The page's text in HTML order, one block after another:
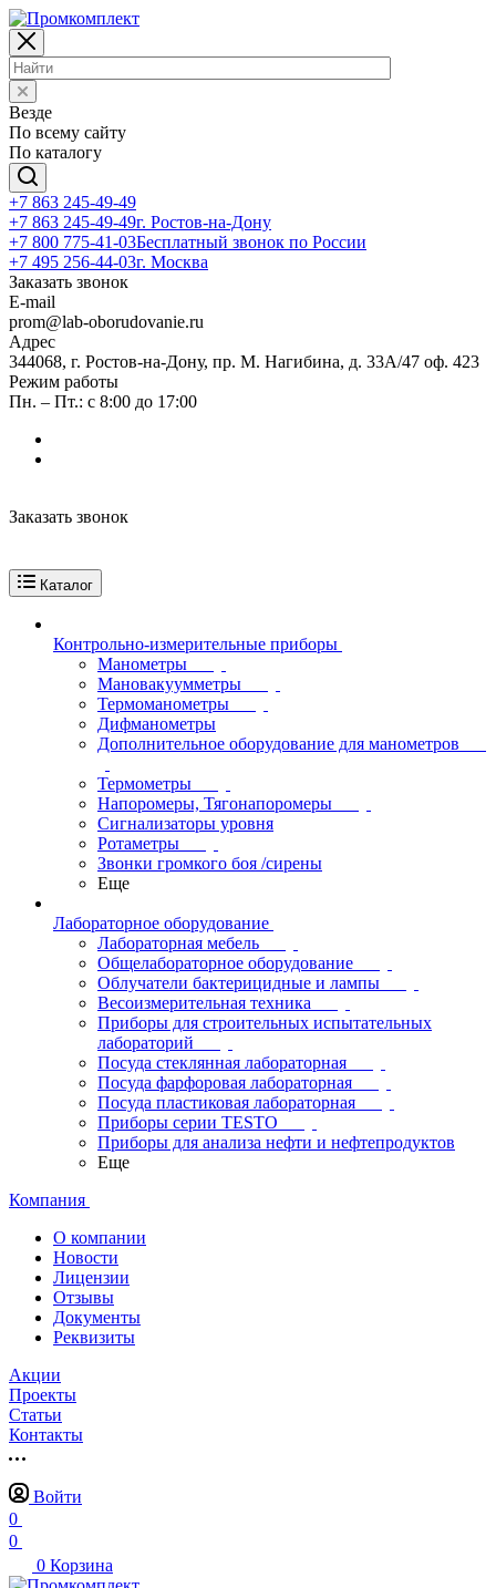
Везде
По всему сайту
По каталогу
+7 863 245-49-49
+7 863 245-49-49г. Ростов-на-Дону
+7 800 775-41-03Бесплатный звонок по России
+7 495 256-44-03г. Москва
Заказать звонок
E-mail
prom@lab-oborudovanie.ru
Адрес
344068, г. Ростов-на-Дону, пр. М. Нагибина, д. 33А/47 оф. 423
Режим работы
Пн. – Пт.: с 8:00 до 17:00
Заказать звонок
Каталог
Контрольно-измерительные приборы
Манометры
Мановакуумметры
Термоманометры
Дифманометры
Дополнительное оборудование для манометров
Термометры
Напоромеры, Тягонапоромеры
Сигнализаторы уровня
Ротаметры
Звонки громкого боя /сирены
Еще
Лабораторное оборудование
Лабораторная мебель
Общелабораторное оборудование
Облучатели бактерицидные и лампы
Весоизмерительная техника
Приборы для строительных испытательных
лабораторий
Посуда стеклянная лабораторная
Посуда фарфоровая лабораторная
Посуда пластиковая лабораторная
Приборы серии TESTO
Приборы для анализа нефти и нефтепродуктов
Еще
Компания
О компании
Новости
Лицензии
Отзывы
Документы
Реквизиты
Акции
Проекты
Статьи
Контакты
Войти
0
0
0 Корзина